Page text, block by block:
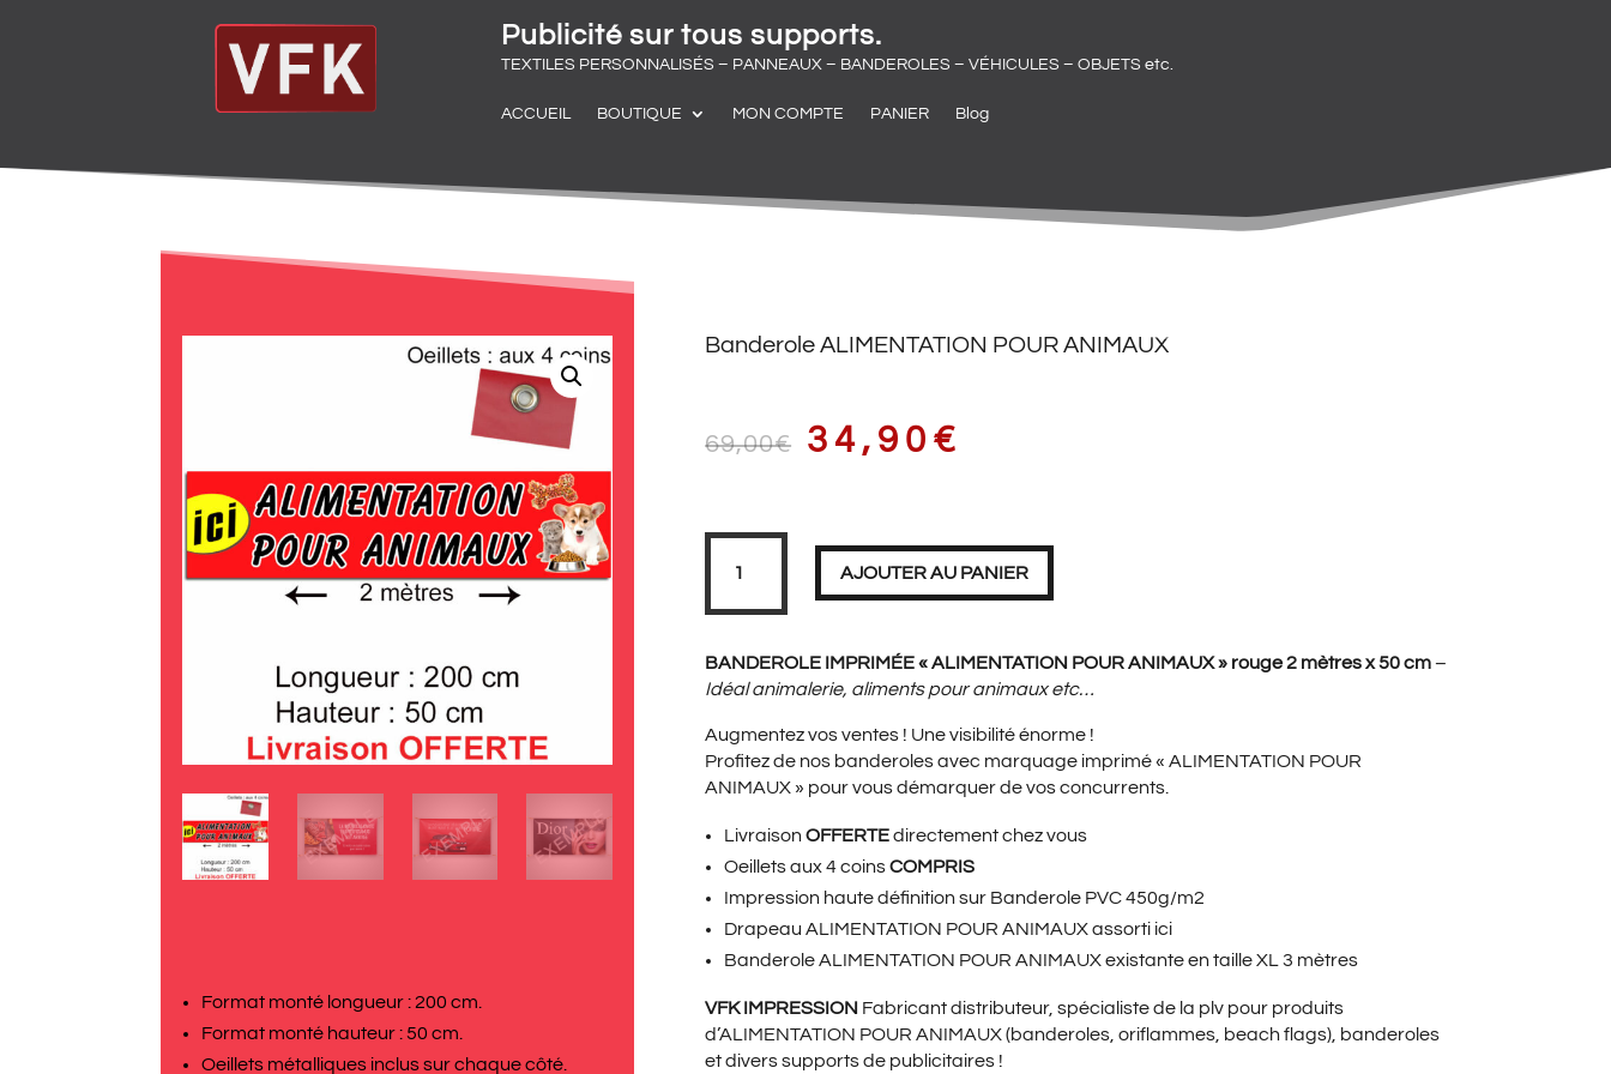
Publicité sur tous supports.
TEXTILES PERSONNALISÉS – PANNEAUX – BANDEROLES – VÉHICULES – OBJETS etc.
ACCUEIL BOUTIQUE MON COMPTE PANIER Blog
Format monté longueur : 200 cm.
Format monté hauteur : 50 cm.
Oeillets métalliques inclus sur chaque côté.
Banderole ALIMENTATION POUR ANIMAUX
69,00€ LE
PRIX
INITIAL
ÉTAIT :
69,00€.
34,90 €
PRIX
ACTUEL
EST :
34,90€.
quantité
Banderole
ALIMENTATION
POUR
AJOUTER AU PANIER
BANDEROLE IMPRIMÉE « ALIMENTATION POUR ANIMAUX » rouge 2 mètres x 50 cm–
Idéal animalerie, aliments pour animaux etc…
Augmentez vos ventes ! Une visibilité énorme !
Profitez de nos banderoles avec marquage imprimé « ALIMENTATION POUR
ANIMAUX » pour vous démarquer de vos concurrents.
LivraisonOFFERTEdirectement chez vous
Oeillets aux 4 coinsCOMPRIS
Impression haute définition sur Banderole PVC 450g/m2
Drapeau ALIMENTATION POUR ANIMAUXassorti ici
Banderole ALIMENTATION POUR ANIMAUX existante en taille XL 3 mètres
VFK IMPRESSION Fabricant distributeur, spécialiste de la plv pour produits
d’ALIMENTATION POUR ANIMAUX (banderoles, oriflammes, beach flags), banderoles
et divers supports de publicitaires !